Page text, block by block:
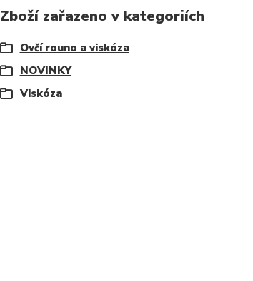
Zboží zařazeno v kategoriích
Ovčí rouno a viskóza
NOVINKY
Viskóza